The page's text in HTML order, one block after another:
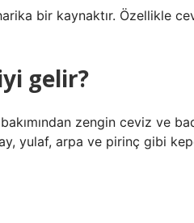
bir kaynaktır. Özellikle
gelir?
zengin ceviz ve
yulaf, arpa ve pirinç gibi